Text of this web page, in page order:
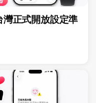
正式開放設定準